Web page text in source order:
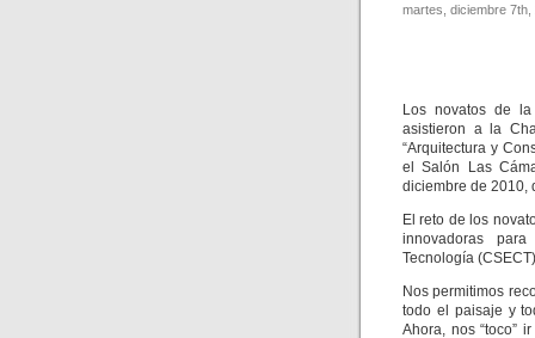
martes, diciembre 7th,
Los novatos de
asistieron a la
“Arquitectura y
el Salón Las
diciembre de 2010,
El reto de los
innovadoras
Tecnología
Nos permitimos
todo el paisaje y
Ahora, nos “toco”